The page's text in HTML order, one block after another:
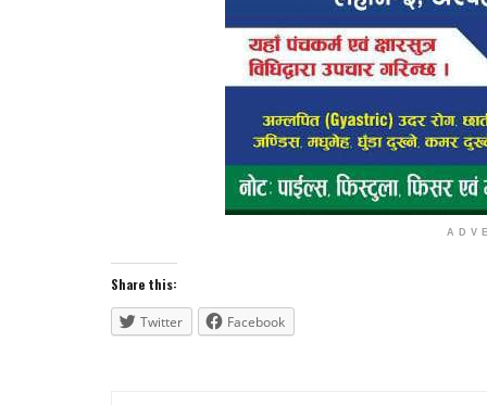
Share this:
Twitter Facebook